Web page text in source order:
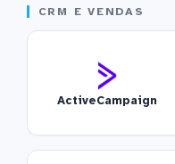
CRM E VENDAS
ActiveCampaign